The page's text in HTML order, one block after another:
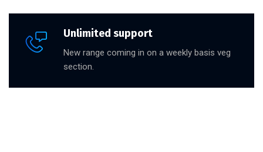
Unlimited support
New range coming in on a weekly basis veg
section.